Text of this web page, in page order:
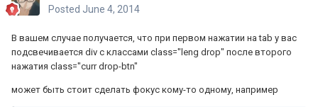
Posted June 4, 2014
В вашем случае получается, что при первом нажатии на tab у вас
подсвечивается div с классами class="leng drop" после второго
нажатия class="curr drop-btn"
может быть стоит сделать фокус кому-то одному, например